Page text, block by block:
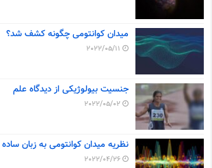
میدان کوانتومی چگونه کشف شد؟
2022/05/11
جنسیت بیولوژیکی از دیدگاه علم
2022/05/02
نظریه میدان کوانتومی به زبان ساده
2022/04/26